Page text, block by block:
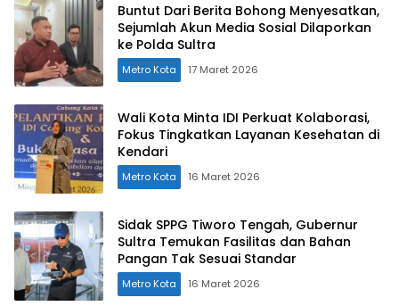
Buntut Dari Berita Bohong Menyesatkan,
Sejumlah Akun Media Sosial Dilaporkan
ke Polda Sultra
Metro Kota 17 Maret 2026
Wali Kota Minta IDI Perkuat Kolaborasi,
Fokus Tingkatkan Layanan Kesehatan di
Kendari
Metro Kota 16 Maret 2026
Sidak SPPG Tiworo Tengah, Gubernur
Sultra Temukan Fasilitas dan Bahan
Pangan Tak Sesuai Standar
Metro Kota 16 Maret 2026